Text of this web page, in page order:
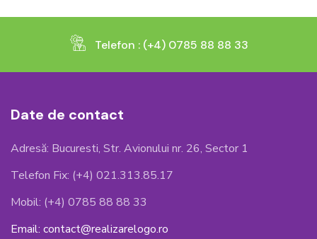
Telefon : (+4) 0785 88 88 33
Date de contact
Adresă: Bucuresti, Str. Avionului nr. 26, Sector 1
Telefon Fix: (+4) 021.313.85.17
Mobil: (+4) 0785 88 88 33
Email: contact@realizarelogo.ro